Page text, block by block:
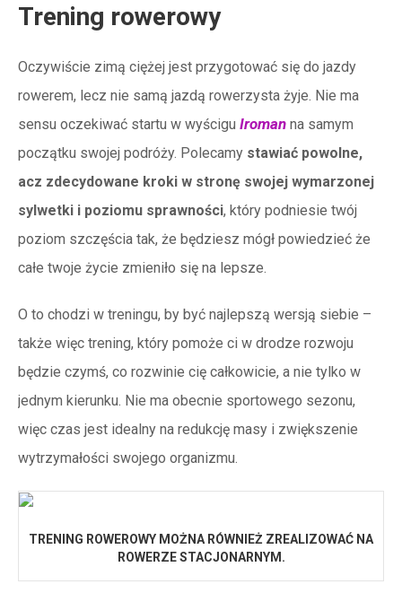
Trening rowerowy
Oczywiście zimą ciężej jest przygotować się do jazdy
rowerem, lecz nie samą jazdą rowerzysta żyje. Nie ma
sensu oczekiwać startu w wyścigu Iroman na samym
początku swojej podróży. Polecamy stawiać powolne,
acz zdecydowane kroki w stronę swojej wymarzonej
sylwetki i poziomu sprawności, który podniesie twój
poziom szczęścia tak, że będziesz mógł powiedzieć że
całe twoje życie zmieniło się na lepsze.
O to chodzi w treningu, by być najlepszą wersją siebie –
także więc trening, który pomoże ci w drodze rozwoju
będzie czymś, co rozwinie cię całkowicie, a nie tylko w
jednym kierunku. Nie ma obecnie sportowego sezonu,
więc czas jest idealny na redukcję masy i zwiększenie
wytrzymałości swojego organizmu.
TRENING ROWEROWY MOŻNA RÓWNIEŻ ZREALIZOWAĆ NA
ROWERZE STACJONARNYM.